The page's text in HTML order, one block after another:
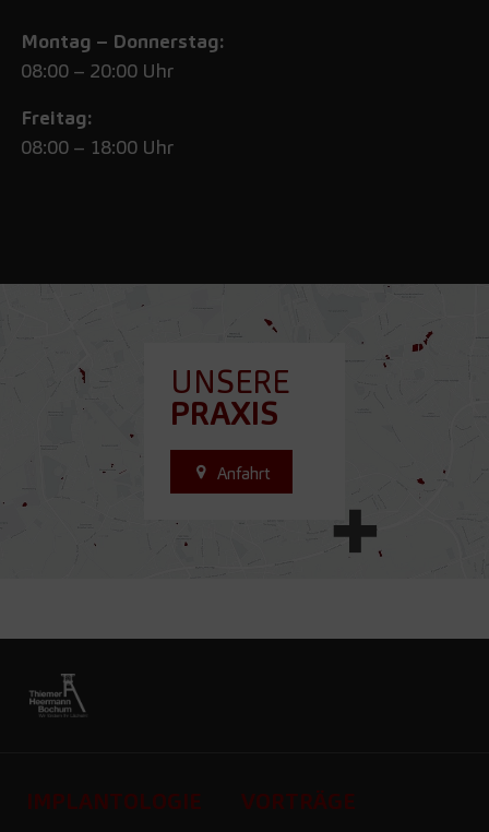
UNSERE
PRAXIS
Anfahrt
Montag – Donnerstag:
08:00 – 20:00 Uhr
Freitag:
08:00 – 18:00 Uhr
IMPLANTOLOGIE VORTRÄGE